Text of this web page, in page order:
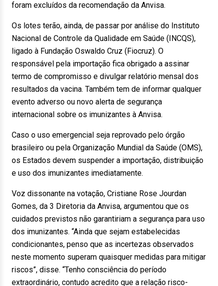
foram excluídos da recomendação da Anvisa.
Os lotes terão, ainda, de passar por análise do Instituto
Nacional de Controle da Qualidade em Saúde (INCQS),
ligado à Fundação Oswaldo Cruz (Fiocruz). O
responsável pela importação fica obrigado a assinar
termo de compromisso e divulgar relatório mensal dos
resultados da vacina. Também tem de informar qualquer
evento adverso ou novo alerta de segurança
internacional sobre os imunizantes à Anvisa.
Caso o uso emergencial seja reprovado pelo órgão
brasileiro ou pela Organização Mundial da Saúde (OMS),
os Estados devem suspender a importação, distribuição
e uso dos imunizantes imediatamente.
Voz dissonante na votação, Cristiane Rose Jourdan
Gomes, da 3 Diretoria da Anvisa, argumentou que os
cuidados previstos não garantiriam a segurança para uso
dos imunizantes. “Ainda que sejam estabelecidas
condicionantes, penso que as incertezas observados
neste momento superam quaisquer medidas para mitigar
riscos”, disse. “Tenho consciência do período
extraordinário, contudo acredito que a relação risco-